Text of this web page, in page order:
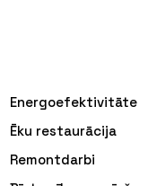
Energoefektivitāte
Ēku restaurācija
Remontdarbi